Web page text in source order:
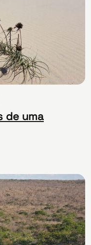
de uma